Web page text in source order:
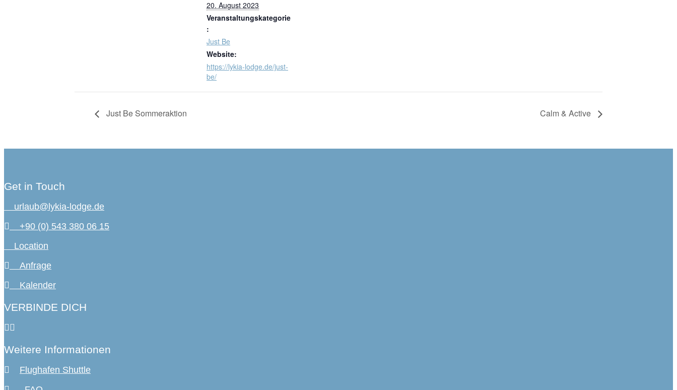
20. August 2023
Veranstaltungskategorie
:
Just Be
Website:
https://lykia-lodge.de/just-
be/
Just Be Sommeraktion Calm & Active
Get in Touch
urlaub@lykia-lodge.de
+90 (0) 543 380 06 15
Location
Anfrage
Kalender
VERBINDE DICH
Weitere Informationen
Flughafen Shuttle